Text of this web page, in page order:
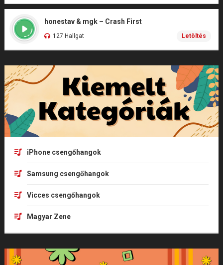
honestav & mgk – Crash First
127 Hallgat Letöltés
iPhone csengőhangok
Samsung csengőhangok
Vicces csengőhangok
Magyar Zene